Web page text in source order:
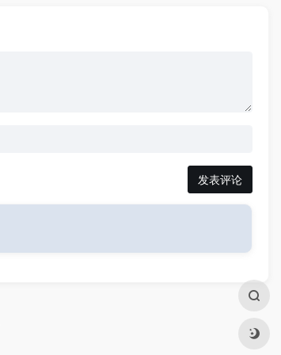
发表评论